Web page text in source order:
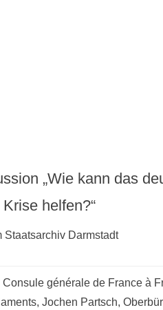
„Wie kann das
helfen?“
Staatsarchiv Darmstadt
générale de France à
Jochen Partsch,